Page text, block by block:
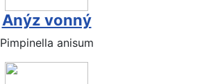
Anýz vonný
Pimpinella anisum